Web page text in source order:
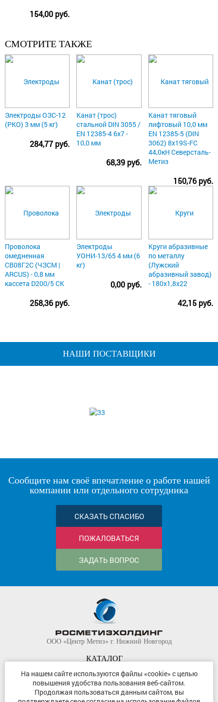
154,00 руб.
СМОТРИТЕ ТАКЖЕ
Электроды ОЗС-12
(РКО) 3 мм (5 кг)
284,77 руб.
Канат (трос)
стальной DIN 3055 /
EN 12385-4 6x7 -
10,0 мм
68,39 руб.
Канат тяговый
лифтовый 10,0 мм
EN 12385-5 (DIN
3062) 8х19S-FC
44,0кН Северсталь-
Метиз
150,76 руб.
Проволока
омедненная
СВ08Г2С (ЧЗСМ |
ARCUS) - 0,8 мм
кассета D200/5 СК
258,36 руб.
Электроды
УОНИ-13/65 4 мм (6
кг)
0,00 руб.
Круги абразивные
по металлу
(Лужский
абразивный завод)
- 180х1,8х22
42,15 руб.
НАШИ ПОСТАВЩИКИ
Сообщите нам своё впечатление о работе нашей
компании или отдельного сотрудника
СКАЗАТЬ СПАСИБО
ПОЖАЛОВАТЬСЯ
ЗАДАТЬ ВОПРОС
КОМПАНИЯ
ООО «Центр Метиз» г. Нижний Новгород
КАТАЛОГ
КОНТАКТЫ
© ООО «Центр Метиз» 2000-2026
На нашем сайте используются файлы «cookie» с целью
повышения удобства пользования веб-сайтом.
Продолжая пользоваться данным сайтом, вы